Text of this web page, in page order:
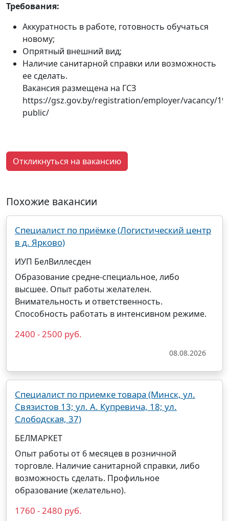
Требования:
Аккуратность в работе, готовность обучаться
новому;
Опрятный внешний вид;
Наличие санитарной справки или возможность
ее сделать.
Вакансия размещена на ГСЗ
https://gsz.gov.by/registration/employer/vacancy/
public/
Откликнуться на вакансию
Похожие вакансии
Специалист по приёмке (Логистический центр
в д. Ярково)
ИУП БелВиллесден
Образование средне-специальное, либо
высшее. Опыт работы желателен.
Внимательность и ответственность.
Способность работать в интенсивном режиме.
2400 - 2500 руб.
08.08.2026
Специалист по приемке товара (Минск, ул.
Связистов 13; ул. А. Купревича, 18; ул.
Слободская, 37)
БЕЛМАРКЕТ
Опыт работы от 6 месяцев в розничной
торговле. Наличие санитарной справки, либо
возможность сделать. Профильное
образование (желательно).
1760 - 2480 руб.